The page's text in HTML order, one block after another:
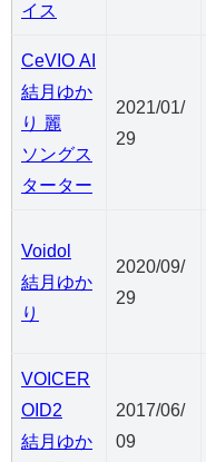
イス
CeVIO AI
結月ゆか
り 麗
ソングス
ターター
2021/01/
29
Voidol
結月ゆか
り
2020/09/
29
VOICER
OID2
結月ゆか
2017/06/
09